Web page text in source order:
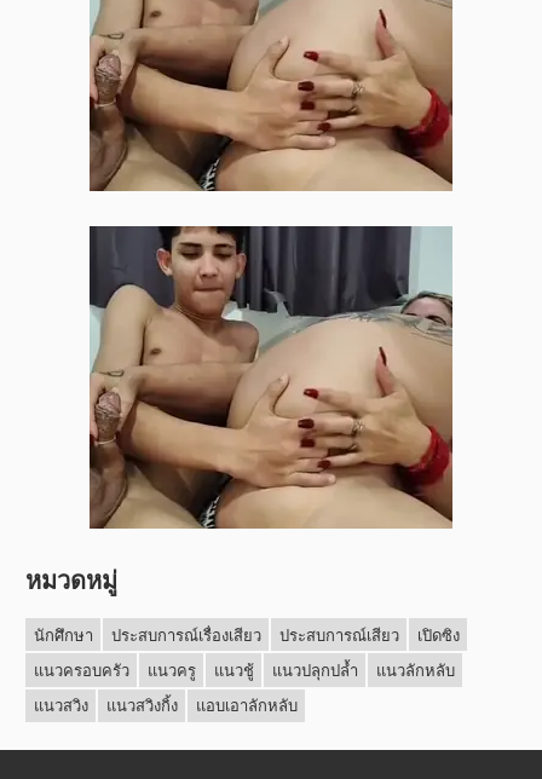
หมวดหมู่
นักศึกษา ประสบการณ์เรื่องเสียว ประสบการณ์เสียว
เปิดซิง
แนวครอบครัว
แนวครู แนวชู้ แนวปลุกปล้ำ
แนวลักหลับ
แนวสวิง
แนวสวิงกิ้ง แอบเอาลักหลับ